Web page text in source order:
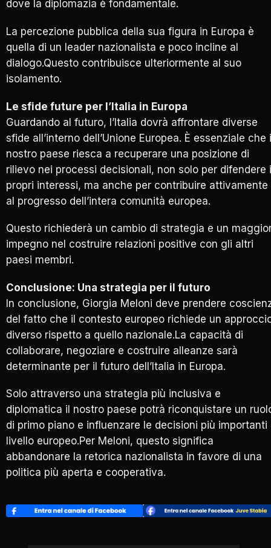
dove la diplomazia è fondamentale.
La percezione pubblica della sua figura in Europa è
quella di un leader nazionalista e poco incline al
dialogo.Questo contribuisce ulteriormente al suo
isolamento.
Le sfide future per l’Italia in Europa
Guardando al futuro, l’Italia dovrà affrontare diverse
sfide all’interno dell’Unione Europea. È essenziale che
nostro paese riesca a recuperare una posizione di
rilievo nei processi decisionali, non solo per difendere i
propri interessi, ma anche per contribuire attivamente
al progresso dell’intera comunità europea.
Questo richiederà un cambio di strategia e un
impegno nel costruire relazioni positive con gli altri
paesi membri.
Conclusione: Una strategia per il futuro
In conclusione, Giorgia Meloni deve prendere
del fatto che il contesto europeo richiede un
diverso rispetto a quello nazionale.La capacità di
collaborare, negoziare e costruire alleanze sarà
determinante per il futuro dell’Italia in Europa.
Solo attraverso una strategia più inclusiva e
diplomatica il nostro paese potrà riconquistare un
di primo piano e influenzare le decisioni più importanti
livello europeo.Per Meloni, questo significa
abbandonare la retorica nazionalista in favore di una
politica più aperta e cooperativa.